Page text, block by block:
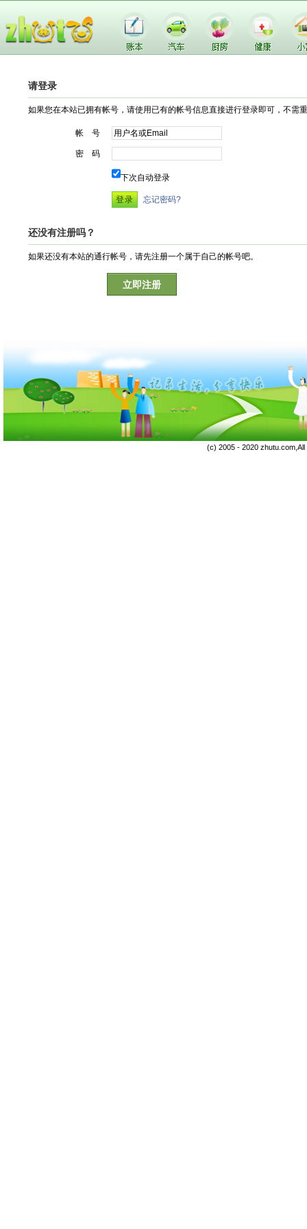
请登录
如果您在本站已拥有帐号，请使用已有的帐号信息直接进行登录即可，不需
帐 号
密 码
下次自动登录
忘记密码?
还没有注册吗？
如果还没有本站的通行帐号，请先注册一个属于自己的帐号吧。
立即注册
(c) 2005 - 2020